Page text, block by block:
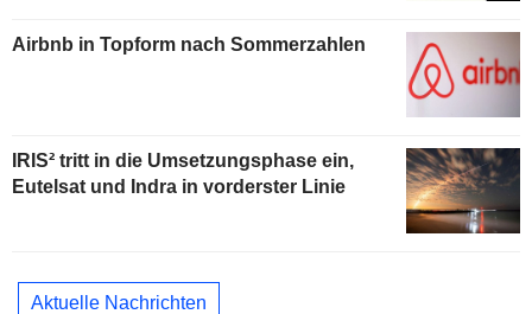
Airbnb in Topform nach Sommerzahlen
IRIS² tritt in die Umsetzungsphase ein,
Eutelsat und Indra in vorderster Linie
Aktuelle Nachrichten